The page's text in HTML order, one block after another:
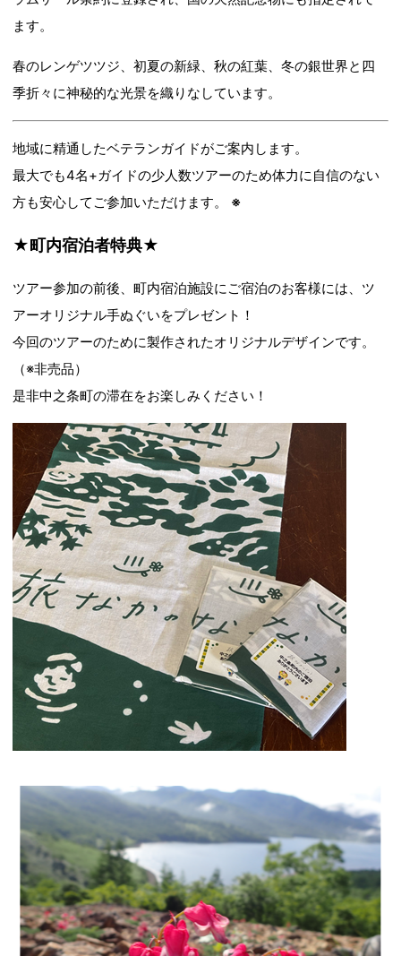
ます。
春のレンゲツツジ、初夏の新緑、秋の紅葉、冬の銀世界と四
季折々に神秘的な光景を織りなしています。
地域に精通したベテランガイドがご案内します。
最大でも4名+ガイドの少人数ツアーのため体力に自信のない
方も安心してご参加いただけます。 ※
★町内宿泊者特典★
ツアー参加の前後、町内宿泊施設にご宿泊のお客様には、ツ
アーオリジナル手ぬぐいをプレゼント！
今回のツアーのために製作されたオリジナルデザインです。
（※非売品）
是非中之条町の滞在をお楽しみください！